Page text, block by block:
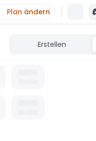
Plan ändern
Erstellen